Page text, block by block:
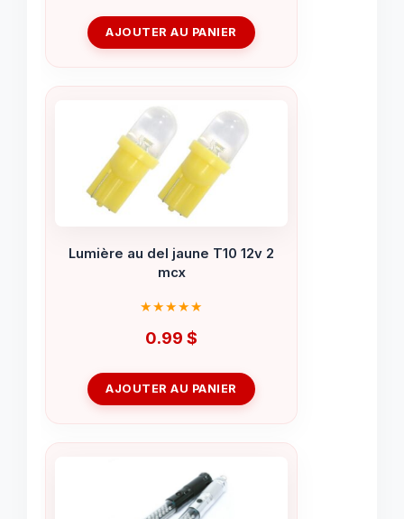
AJOUTER AU PANIER
Lumière au del jaune T10 12v 2
mcx
0.99 $
AJOUTER AU PANIER